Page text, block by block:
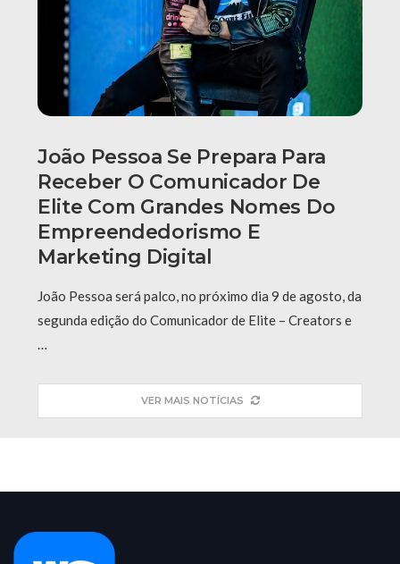
João Pessoa Se Prepara Para
Receber O Comunicador De
Elite Com Grandes Nomes Do
Empreendedorismo E
Marketing Digital
João Pessoa será palco, no próximo dia 9 de agosto, da
segunda edição do Comunicador de Elite – Creators e
…
VER MAIS NOTÍCIAS